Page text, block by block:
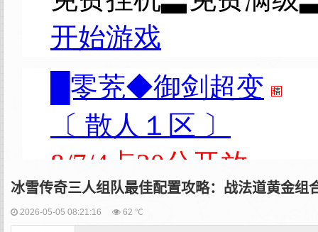
冰雪传奇三人组队最佳配置攻略：战法道黄金组
2026-05-05 08:21:16 62 ℃